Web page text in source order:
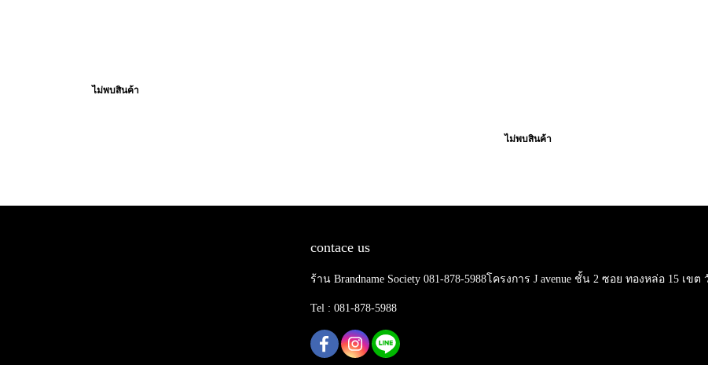
ไม่พบสินค้า
ไม่พบสินค้า
contace us
ร้าน Brandname Society 081-878-5988โครงการ J avenue ชั้น 2 ซอย ทองหล่อ 15 เ
Tel : 081-878-5988